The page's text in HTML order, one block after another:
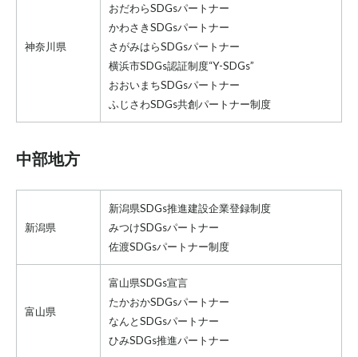
神奈川県
おだわらSDGsパートナー
かわさきSDGsパートナー
さがみはらSDGsパートナー
横浜市SDGs認証制度“Y-SDGs”
おおいまちSDGsパートナー
ふじさわSDGs共創パートナー制度
中部地方
新潟県
新潟県SDGs推進建設企業登録制度
みつけSDGsパートナー
佐渡SDGsパートナー制度
富山県
富山県SDGs宣言
たかおかSDGsパートナー
なんとSDGsパートナー
ひみSDGs推進パートナー